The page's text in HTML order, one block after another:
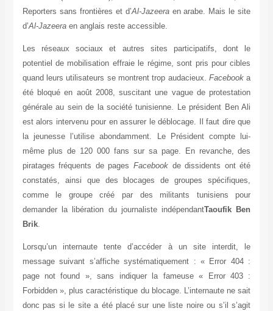
Reporters sans frontières et d’Al-Jazeeraen arabe. Mais le
d’Al-Jazeeraen anglais reste accessible.
Les réseaux sociaux et autres sites participatifs,
potentiel de mobilisation effraie le régime, sont pris pour
quand leurs utilisateurs se montrent trop audacieux.
été bloqué en août 2008, suscitant une vague de
générale au sein de la société tunisienne. Le président
est alors intervenu pour en assurer le déblocage. Il faut dire
la jeunesse l’utilise abondamment. Le Président compte
même plus de 120 000 fans sur sa page. En revanche,
piratages fréquents de pagesFacebookde dissidents ont
constatés, ainsi que des blocages de groupes
comme le groupe créé par des militants tunisiens
demander la libération du journaliste indépendantTaoufik
Lorsqu’un internaute tente d’accéder à un site
message suivant s’affiche systématiquement : « Error
page not found », sans indiquer la fameuse « Error
Forbidden », plus caractéristique du blocage. L’internaute ne
donc pas si le site a été placé sur une liste noire ou s’il